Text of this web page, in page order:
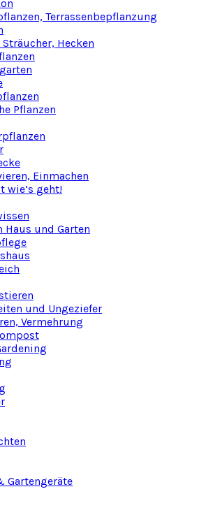
Terrassenbepflanzung
Sträucher, Hecken
Pflanzen
Einmachen
wie’s geht!
Haus und Garten
und Ungeziefer
Vermehrung
Gartengeräte